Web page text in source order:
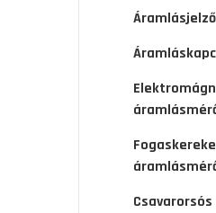
Áramlásjelző